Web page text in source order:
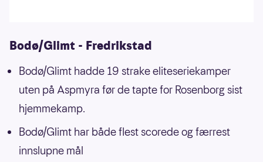
Bodø/Glimt - Fredrikstad
Bodø/Glimt hadde 19 strake eliteseriekamper
uten på Aspmyra før de tapte for Rosenborg sist
hjemmekamp.
Bodø/Glimt har både flest scorede og færrest
innslupne mål